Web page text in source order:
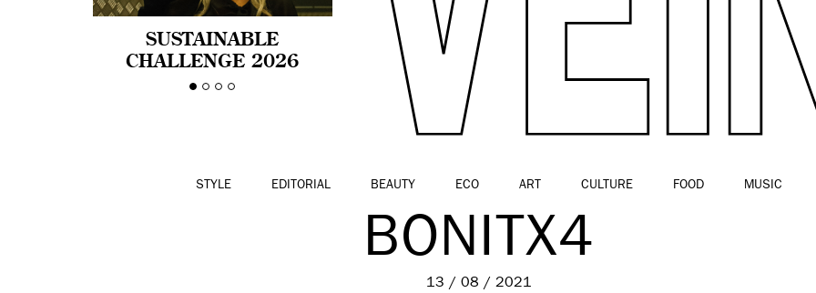
SUSTAINABLE
CHALLENGE 2026
CELEBRA LA
STYLE EDITORIAL BEAUTY ECO ART CULTURE FOOD MUSIC
BONITX4
13 / 08 / 2021